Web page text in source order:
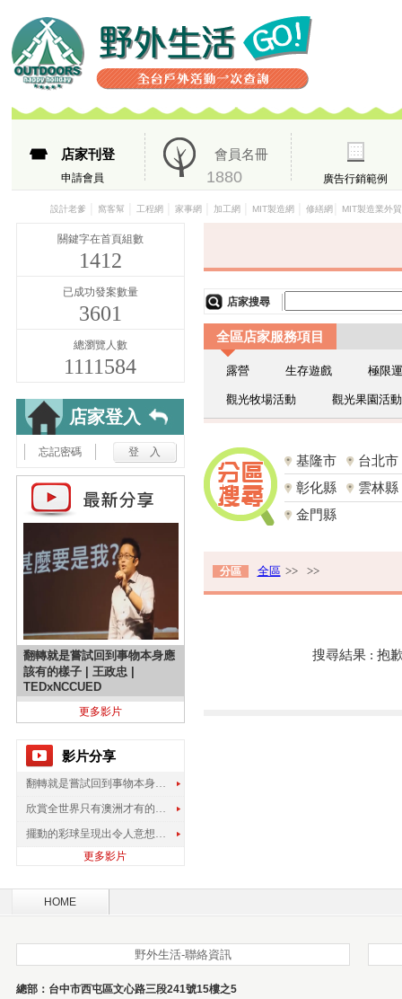
店家刊登
申請會員
會員名冊
1880 廣告行銷範例
設計老爹 窩客幫 工程網 家事網 加工網 MIT製造網 修繕網 MIT製造業外
關鍵字在首頁組數
1412
已成功發案數量
3601
總瀏覽人數
1111584
店家登入
忘記密碼
翻轉就是嘗試回到事物本身應
該有的樣子 | 王政忠 |
TEDxNCCUED
更多影片
影片分享
翻轉就是嘗試回到事物本身應該有的樣子 | 王政忠 | TEDxNCCUED
欣賞全世界只有澳洲才有的孔雀蜘蛛
擺動的彩球呈現出令人意想不到的視覺效果
更多影片
店家搜尋
全區店家服務項目
露營 生存遊戲 極限
觀光牧場活動 觀光果園活動
基隆市
台北市
彰化縣
雲林縣
金門縣
分區 全區 >> >>
搜尋結果 : 抱
HOME
野外生活-聯絡資訊
總部：台中市西屯區文心路三段241號15樓之5